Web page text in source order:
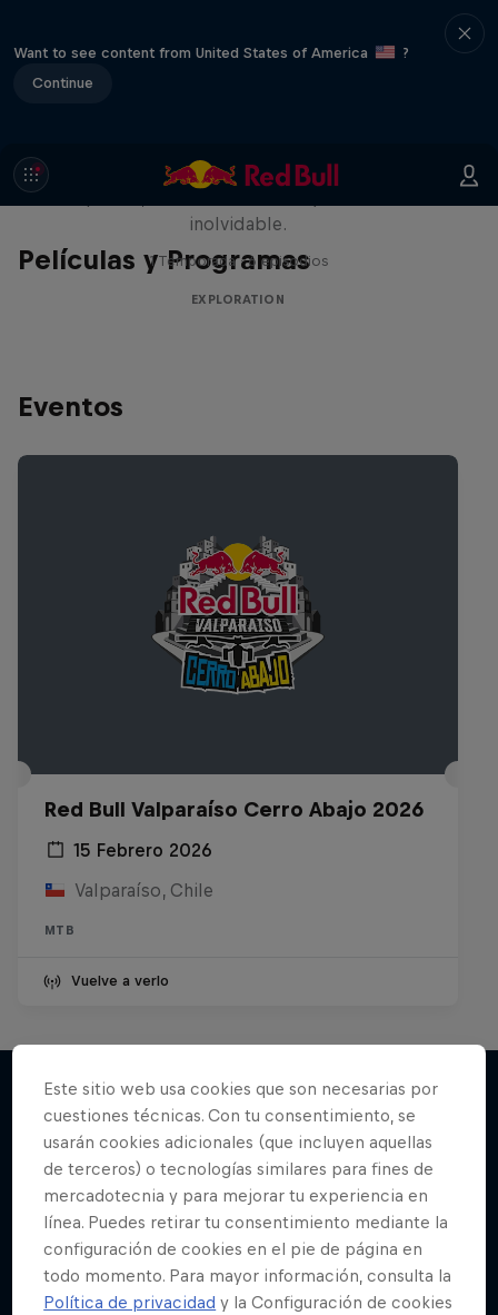
Want to see content from United States of America
?
Continue
Películas y Programas
Rob Warner’s Wild Rides
inolvidable.
1 Temporada · 6 episodios
EXPLORATION
Eventos
Red Bull Valparaíso Cerro Abajo 2026
15 Febrero 2026
Valparaíso, Chile
MTB
Vuelve a verlo
Más contenidos similares
Este sitio web usa cookies que son necesarias por
cuestiones técnicas. Con tu consentimiento, se
usarán cookies adicionales (que incluyen aquellas
de terceros) o tecnologías similares para fines de
mercadotecnia y para mejorar tu experiencia en
línea. Puedes retirar tu consentimiento mediante la
configuración de cookies en el pie de página en
todo momento. Para mayor información, consulta la
Política de privacidad y la Configuración de cookies